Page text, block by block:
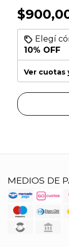
Elegí
10% OFF
Ver cuotas
MEDIOS DE